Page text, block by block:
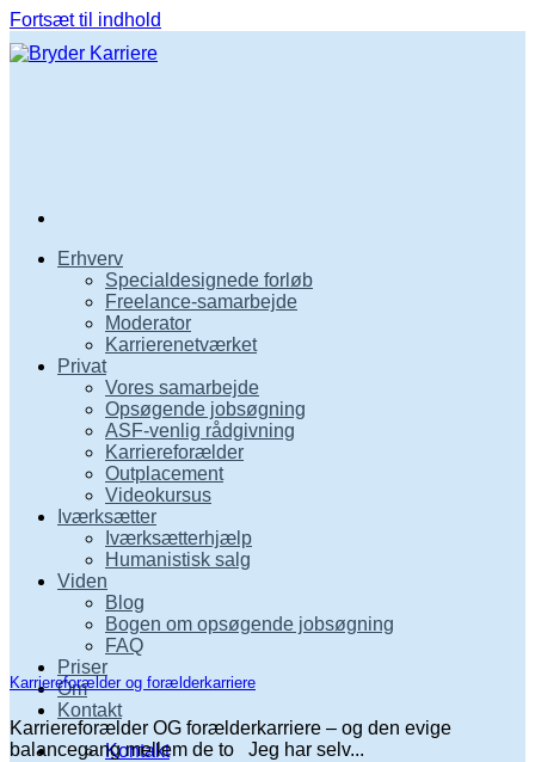
Fortsæt til indhold
Erhverv
Specialdesignede forløb
Freelance-samarbejde
Moderator
Karrierenetværket
Privat
Vores samarbejde
Opsøgende jobsøgning
ASF-venlig rådgivning
Karriereforælder
Outplacement
Videokursus
Iværksætter
Iværksætterhjælp
Humanistisk salg
Viden
Blog
Bogen om opsøgende jobsøgning
FAQ
Priser
Om
Kontakt
Kontakt
Karriereforælder og forælderkarriere
Karriereforælder OG forælderkarriere – og den evige
balancegang mellem de to Jeg har selv...